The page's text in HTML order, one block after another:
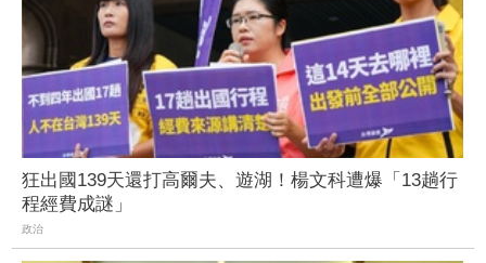
狂出國139天還打高爾夫、遊湖！楊文科遭爆「13趟行
程經費成謎」
政治